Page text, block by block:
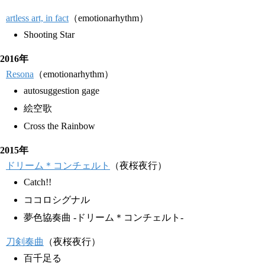
artless art, in fact （emotionarhythm）
Shooting Star
2016年
Resona （emotionarhythm）
autosuggestion gage
絵空歌
Cross the Rainbow
2015年
ドリーム＊コンチェルト
（夜桜夜行）
Catch!!
ココロシグナル
夢色協奏曲 -ドリーム＊コンチェルト-
刀剣奏曲
（夜桜夜行）
百千足る